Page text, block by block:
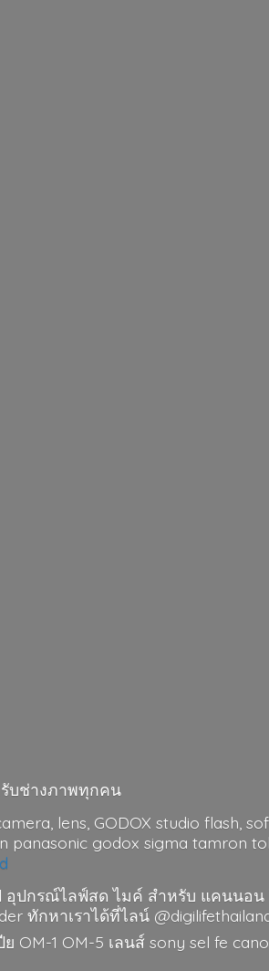
บช่างภาพทุกคน
lens, GODOX studio flash,
panasonic godox sigma tamron
อุปกรณ์ไลฟ์สด ไมค์ สำหรับ แคนน
ทักหาเราได้ที่ไลน์
OM-1 OM-5 เลนส์ sony sel fe